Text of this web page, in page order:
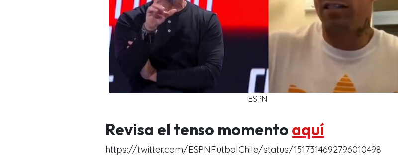
ESPN
Revisa el tenso momento aquí
https://twitter.com/ESPNFutbolChile/status/1517314692796010498